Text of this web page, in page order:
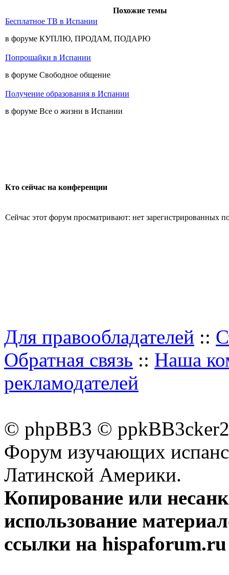
Похожие темы
Бесплатное ТВ в Испании
в форуме КУПЛЮ, ПРОДАМ, ПОДАРЮ
Попрошайки в Испании
в форуме Свободное общение
Получение образования в Испании
в форуме Все о жизни в Испании
Кто сейчас на конференции
Сейчас этот форум просматривают: нет зарегистрированных
Для правообладателей ::
Обратная связь :: Наша
рекламодателей
© phpBB3 ©
Форум изучающих
Латинской Америки.
Копирование или
использование
ссылки на hispaforum.ru